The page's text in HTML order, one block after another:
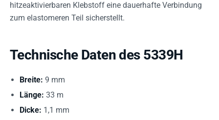
hitzeaktivierbaren Klebstoff eine dauerhafte Verbindung
zum elastomeren Teil sicherstellt.
Technische Daten des 5339H
Breite: 9 mm
Länge: 33 m
Dicke: 1,1 mm